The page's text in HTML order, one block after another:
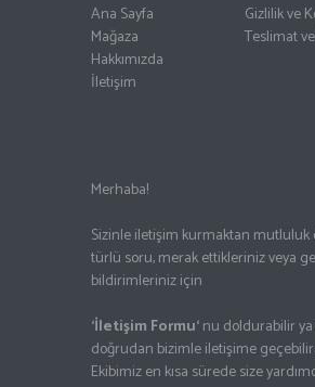
Ana Sayfa
Mağaza
Hakkımızda
İletişim
Gizlilik ve
Teslimat
Merhaba!
Sizinle iletişim kurmaktan mutluluk
türlü soru, merak ettikleriniz veya
bildirimleriniz için
‘İletişim Formu‘nu doldurabilir
doğrudan bizimle iletişime
Ekibimiz en kısa sürede size